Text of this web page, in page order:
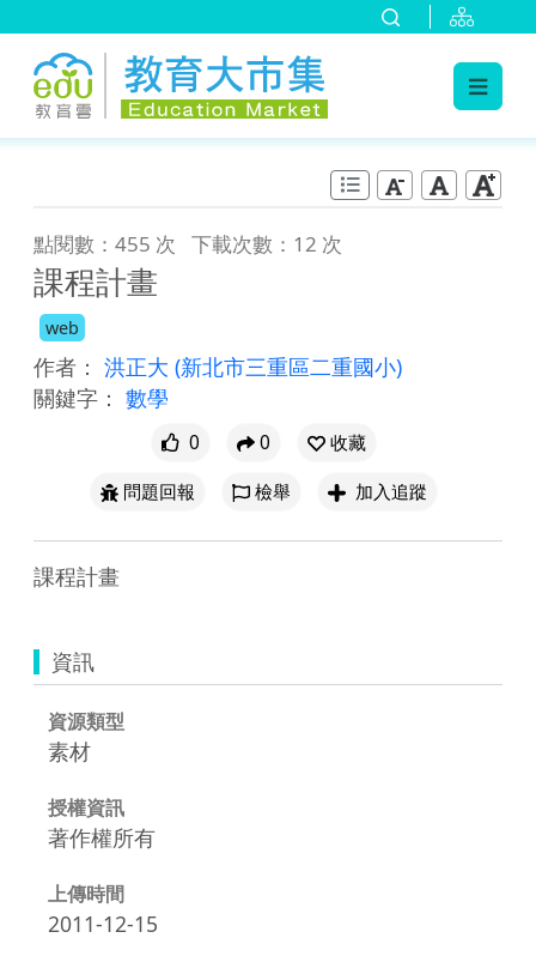
點閱數：455 次 下載次數：12 次
課程計畫
web
作者： 洪正大 (新北市三重區二重國小)
關鍵字： 數學
0 0
收藏
問題回報
檢舉 加入追蹤
課程計畫
資訊
資源類型
素材
授權資訊
著作權所有
上傳時間
2011-12-15